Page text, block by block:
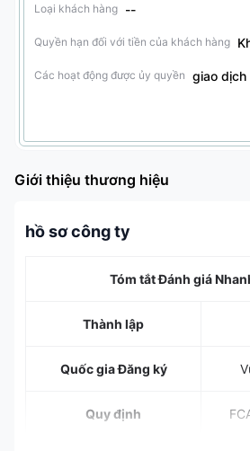
Loại khách hàng --
Quyền hạn đối với tiền của khách hàng
Các hoạt động được ủy quyền giao dịch
Giới thiệu thương hiệu
hồ sơ công ty
Tóm tắt Đánh giá
Thành lập
Quốc gia Đăng ký
Quy định